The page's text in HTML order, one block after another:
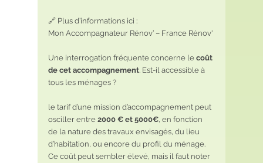
🔗 Plus d’informations ici :
Mon Accompagnateur Rénov’ – France Rénov'
Une interrogation fréquente concerne le coût
de cet accompagnement. Est-il accessible à
tous les ménages ?
le tarif d’une mission d’accompagnement peut
osciller entre 2000 € et 5000€, en fonction
de la nature des travaux envisagés, du lieu
d’habitation, ou encore du profil du ménage.
Ce coût peut sembler élevé, mais il faut noter